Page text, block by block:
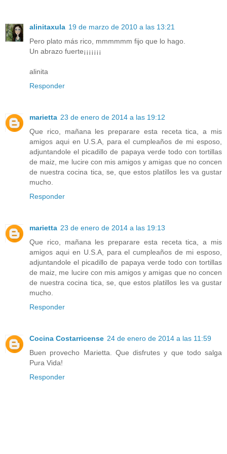
alinitaxula 19 de marzo de 2010 a las 13:21
Pero plato más rico, mmmmmm fijo que lo hago.
Un abrazo fuerte¡¡¡¡¡¡¡
alinita
Responder
marietta 23 de enero de 2014 a las 19:12
Que rico, mañana les preparare esta receta tica, a mis
amigos aqui en U.S.A, para el cumpleaños de mi esposo,
adjuntandole el picadillo de papaya verde todo con tortillas
de maiz, me lucire con mis amigos y amigas que no concen
de nuestra cocina tica, se, que estos platillos les va gustar
mucho.
Responder
marietta 23 de enero de 2014 a las 19:13
Que rico, mañana les preparare esta receta tica, a mis
amigos aqui en U.S.A, para el cumpleaños de mi esposo,
adjuntandole el picadillo de papaya verde todo con tortillas
de maiz, me lucire con mis amigos y amigas que no concen
de nuestra cocina tica, se, que estos platillos les va gustar
mucho.
Responder
Cocina Costarricense 24 de enero de 2014 a las 11:59
Buen provecho Marietta. Que disfrutes y que todo salga
Pura Vida!
Responder